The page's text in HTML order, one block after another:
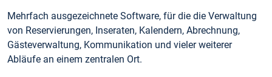
Mehrfach ausgezeichnete Software, für die die Verwaltung
von Reservierungen, Inseraten, Kalendern, Abrechnung,
Gästeverwaltung, Kommunikation und vieler weiterer
Abläufe an einem zentralen Ort.